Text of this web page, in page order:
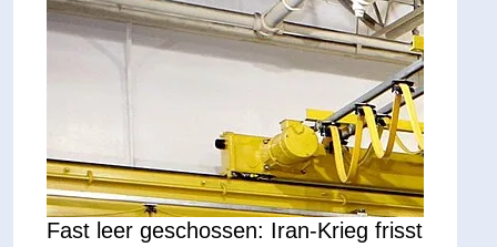
Fast leer geschossen: Iran-Krieg frisst